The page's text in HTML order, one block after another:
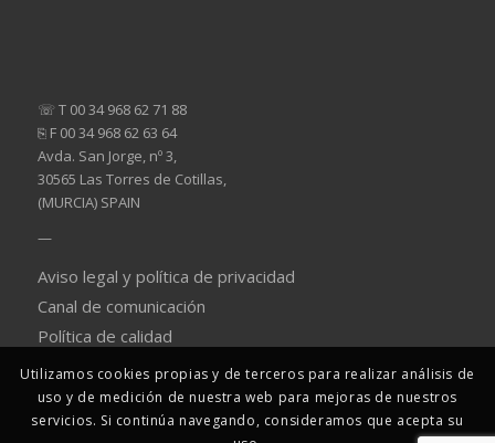
☏ T 00 34 968 62 71 88
⎘ F 00 34 968 62 63 64
Avda. San Jorge, nº 3,
30565 Las Torres de Cotillas,
(MURCIA) SPAIN
—
Aviso legal y política de privacidad
Canal de comunicación
Política de calidad
Utilizamos cookies propias y de terceros para realizar análisis de
uso y de medición de nuestra web para mejoras de nuestros
servicios. Si continúa navegando, consideramos que acepta su